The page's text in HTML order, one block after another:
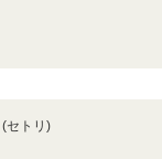
セトリ)